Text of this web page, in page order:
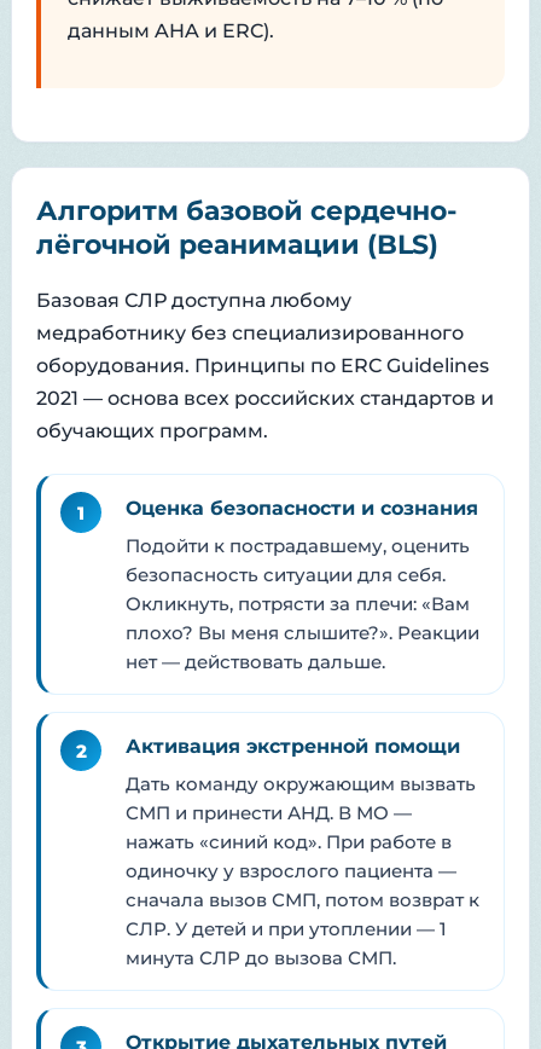
данным AHA и ERC).
Алгоритм базовой сердечно-
лёгочной реанимации (BLS)
Базовая СЛР доступна любому
медработнику без специализированного
оборудования. Принципы по ERC Guidelines
2021 — основа всех российских стандартов и
обучающих программ.
1
Оценка безопасности и сознания
Подойти к пострадавшему, оценить
безопасность ситуации для себя.
Окликнуть, потрясти за плечи: «Вам
плохо? Вы меня слышите?». Реакции
нет — действовать дальше.
2
Активация экстренной помощи
Дать команду окружающим вызвать
СМП и принести АНД. В МО —
нажать «синий код». При работе в
одиночку у взрослого пациента —
сначала вызов СМП, потом возврат к
СЛР. У детей и при утоплении — 1
минута СЛР до вызова СМП.
Открытие дыхательных путей